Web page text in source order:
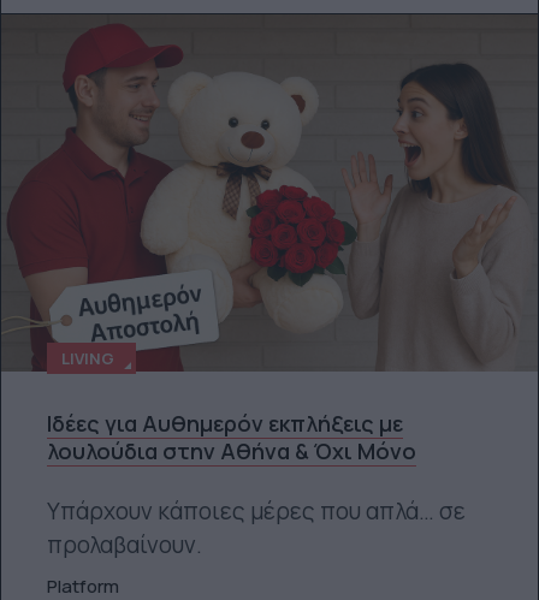
LIVING
Ιδέες για Αυθημερόν εκπλήξεις με
λουλούδια στην Αθήνα & Όχι Μόνο
Υπάρχουν κάποιες μέρες που απλά… σε
προλαβαίνουν.
Platform